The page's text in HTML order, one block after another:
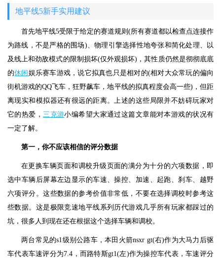
地平线5新手实用建议
首先地平线5受限于给定的赛道规则(所有赛道都以检查点连接作
为路线，不是严格的围场)、物理引擎选择性地夸张和简化处理、以
及线上和劲敌模式的限制损坏(仅外观损坏)，其性质仍然是彻彻底底
的休闲 娱乐赛车游戏，说它拟真也只是相对的(相对大众常玩的偏向
街机游戏的QQ飞车，狂野飙车，地平线的拟真程度会高一些)，但距
离现实和模拟器还有很远的距离。上述的这些局限并不妨碍玩家对
它的热爱，三克游小编希望大家通过这篇文章能对本游戏的状况有
一定了解。
第一，你不应该相信的评分数据
在更换车辆页面和调校升级页面的满分为十分的六项数据，即
选中车辆后屏幕左边显示的车速、操控、加速、起跑、刹车、越野
六项评分。这些数据的参考价值非常低，不要在选择调校时参考这
些数据。这是极限竞速地平线系列历代游戏几乎所有玩家都踩过的
坑，很多人到现在还在根据这个选择车辆和调校。
两台常见的s1级别公路车，本田火箭nsxr gt(右)作为大马力后驱
车代表车速评分为7.4，而路特斯gt1(左)作为操控车代表，车速评分